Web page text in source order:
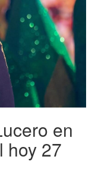
en
hoy 27